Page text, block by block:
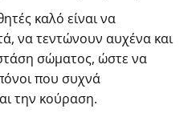
καλό είναι να
να τεντώνουν αυχένα και
σώματος, ώστε να
που συχνά
την κούραση.